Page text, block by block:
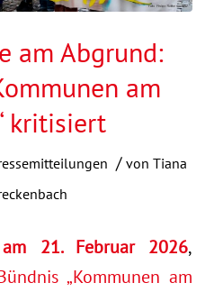
am Abgrund:
am
kritisiert
/ von Tiana
21. Februar 2026,
„Kommunen am